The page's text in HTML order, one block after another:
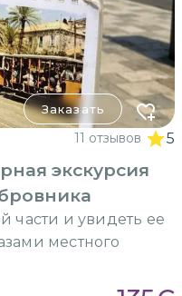
Заказать
11 отзывов 5
экскурсия
части и увидеть ее
местного